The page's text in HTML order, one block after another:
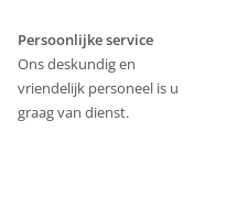
Persoonlijke service
Ons deskundig en
vriendelijk personeel is u
graag van dienst.